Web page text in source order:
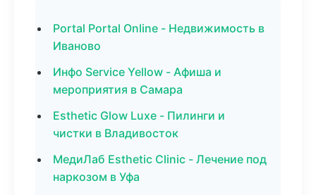
Portal Portal Online - Недвижимость в
Иваново
Инфо Service Yellow - Афиша и
мероприятия в Самара
Esthetic Glow Luxe - Пилинги и
чистки в Владивосток
МедиЛаб Esthetic Clinic - Лечение под
наркозом в Уфа